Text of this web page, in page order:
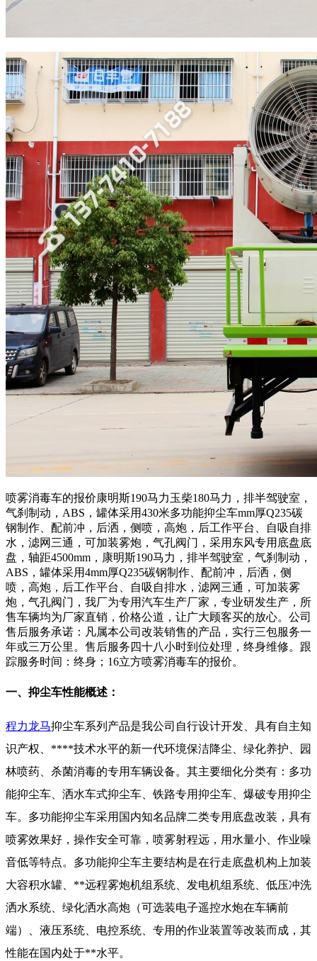
喷雾消毒车的报价康明斯190马力玉柴180马力，排半驾驶室，
气刹制动，ABS，罐体采用430米多功能抑尘车mm厚Q235碳
钢制作、配前冲，后洒，侧喷，高炮，后工作平台、自吸自排
水，滤网三通，可加装雾炮，气孔阀门，采用东风专用底盘底
盘，轴距4500mm，康明斯190马力，排半驾驶室，气刹制动，
ABS，罐体采用4mm厚Q235碳钢制作、配前冲，后洒，侧
喷，高炮，后工作平台、自吸自排水，滤网三通，可加装雾
炮，气孔阀门，我厂为专用汽车生产厂家，专业研发生产，所
售车辆均为厂家直销，价格公道，让广大顾客买的放心。公司
售后服务承诺：凡属本公司改装销售的产品，实行三包服务一
年或三万公里。售后服务四十八小时到位处理，终身维修。跟
踪服务时间：终身；16立方喷雾消毒车的报价。
一、抑尘车性能概述：
程力龙马抑尘车系列产品是我公司自行设计开发、具有自主知
识产权、****技术水平的新一代环境保洁降尘、绿化养护、园
林喷药、杀菌消毒的专用车辆设备。其主要细化分类有：多功
能抑尘车、洒水车式抑尘车、铁路专用抑尘车、爆破专用抑尘
车。多功能抑尘车采用国内知名品牌二类专用底盘改装，具有
喷雾效果好，操作安全可靠，喷雾射程远，用水量小、作业噪
音低等特点。多功能抑尘车主要结构是在行走底盘机构上加装
大容积水罐、**远程雾炮机组系统、发电机组系统、低压冲洗
洒水系统、绿化洒水高炮（可选装电子遥控水炮在车辆前
端）、液压系统、电控系统、专用的作业装置等改装而成，其
性能在国内处于**水平。